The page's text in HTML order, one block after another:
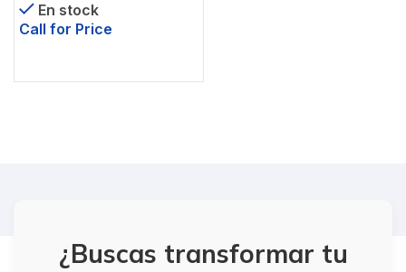
En stock
Call for Price
¿Buscas transformar tu